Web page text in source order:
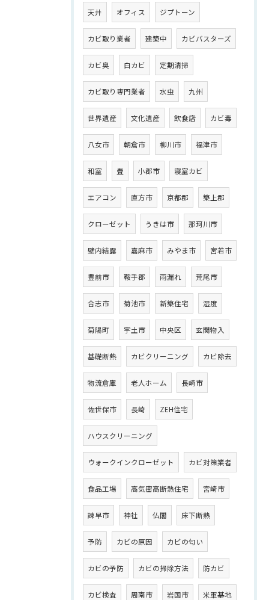
天井 オフィス ジプトーン
カビ取り業者 建築中 カビバスターズ
カビ臭 白カビ 定期清掃
カビ取り専門業者 水虫 九州
世界遺産 文化遺産 飲食店 カビ毒
八女市 朝倉市 柳川市 福津市
和室 畳 小郡市 寝室カビ
エアコン 直方市 京都郡 築上郡
クローゼット うきは市 那珂川市
壁内結露 嘉麻市 みやま市 宮若市
豊前市 鞍手郡 雨漏れ 荒尾市
合志市 菊池市 新築住宅 湿度
菊陽町 宇土市 中央区 玄関物入
基礎断熱 カビクリーニング カビ除去
物流倉庫 老人ホーム 長崎市
佐世保市 長崎 ZEH住宅
ハウスクリーニング
ウォークインクローゼット カビ対策業者
食品工場 高気密高断熱住宅 宮崎市
諫早市 神社 仏閣 床下断熱
予防 カビの原因 カビの匂い
カビの予防 カビの掃除方法 防カビ
カビ検査 周南市 岩国市 米軍基地